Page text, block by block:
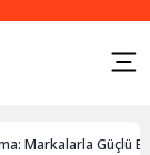
Güçlü Bağlar